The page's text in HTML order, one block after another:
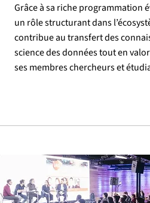
Grâce à sa riche programmation
un rôle structurant dans
contribue au transfert des
science des données tout en
ses membres chercheurs et